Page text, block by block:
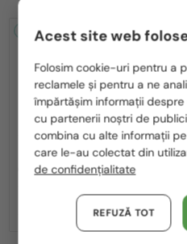
2-4 ZILE
Dior—Ochelari de soare
CDIOR S1F - 35A0 D - 56
România / RO
Polska / PL
Magyarország /
United Arab
Austria / AT
Germania / DE
Acest site web
Folosim cookie-uri pentru a
reclamele și pentru a ne
împărtășim informații
cu partenerii noștri de
combina cu alte informații
care le-au colectat din
de confidențialitate
REFUZĂ TOT